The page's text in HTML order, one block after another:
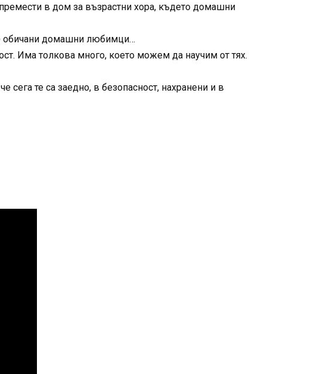
в дом за възрастни хора, където домашни
обичани домашни любимци…
Има толкова много, което можем да научим от тях.
сега те са заедно, в безопасност, нахранени и в